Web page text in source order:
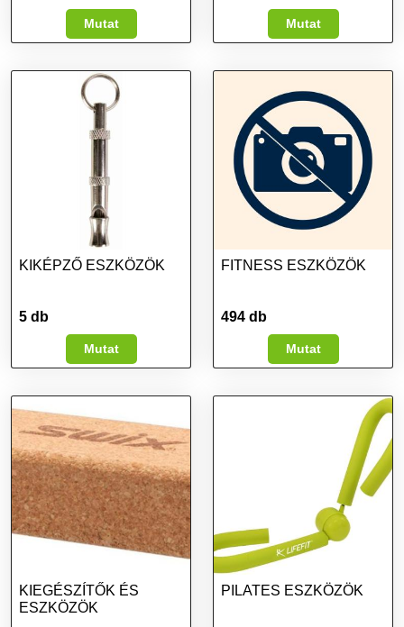
Mutat Mutat
KIKÉPZŐ ESZKÖZÖK
5 db
Mutat
FITNESS ESZKÖZÖK
494 db
Mutat
KIEGÉSZÍTŐK ÉS
ESZKÖZÖK
PILATES ESZKÖZÖK